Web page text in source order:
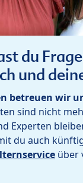
du
und
betreuen wir
sind nicht
Experten
du auch
über